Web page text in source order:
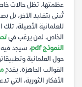
عظمتها، تظل حالات
تُبنى بتقليد الآخر، بل
للعلمانية الأصيلة،
الخاص. لمن يرغب في
النموذج pdf
، سيجد فيه
حول العلمانية
القوالب الجاهزة. يقدم
الأفكار الثورية، التي